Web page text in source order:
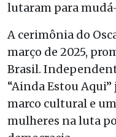
lutaram para
A cerimônia do
março de 2025,
Brasil.
“Ainda Estou
marco cultural e
mulheres na luta